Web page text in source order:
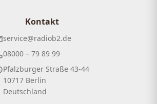
Kontakt
service@radiob2.de
08000 – 79 89 99
Pfalzburger Straße 43-44
10717 Berlin
Deutschland